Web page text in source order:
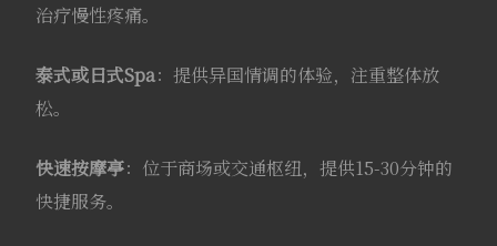
治疗慢性疼痛。
泰式或日式Spa：提供异国情调的体验，注重整体放
松。
快速按摩亭：位于商场或交通枢纽，提供15-30分钟的
快捷服务。